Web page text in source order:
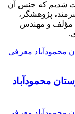
شدیم که جنس آن
پژوهشگر،
مؤلف و مهندس
محمودآباد